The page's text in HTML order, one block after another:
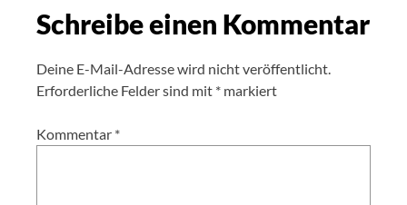
Schreibe einen Kommentar
Deine E-Mail-Adresse wird nicht veröffentlicht.
Erforderliche Felder sind mit * markiert
Kommentar *